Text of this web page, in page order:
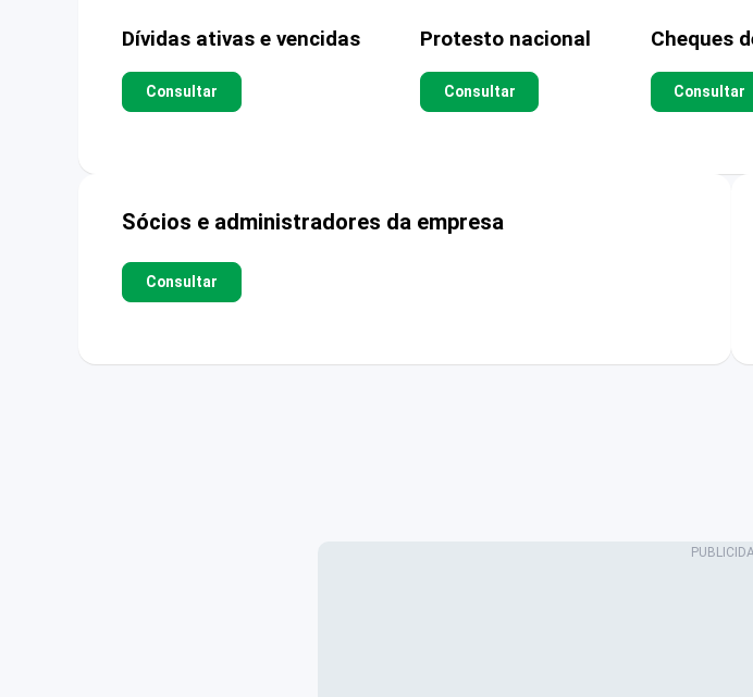
Dívidas ativas e vencidas
Consultar
Protesto nacional
Consultar
Cheques
Consultar
Sócios e administradores da empresa
Consultar